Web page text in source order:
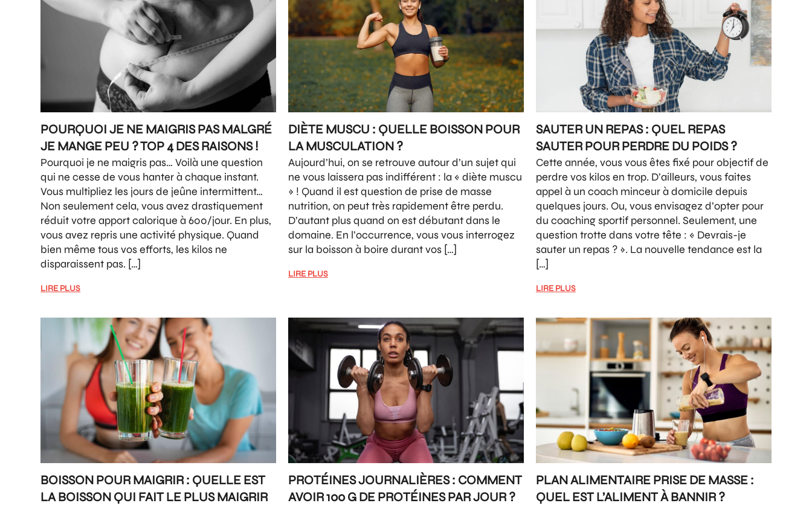
POURQUOI JE NE MAIGRIS PAS MALGRÉ
JE MANGE PEU ? TOP 4 DES RAISONS !
Pourquoi je ne maigris pas… Voilà une question
qui ne cesse de vous hanter à chaque instant.
Vous multipliez les jours de jeûne intermittent…
Non seulement cela, vous avez drastiquement
réduit votre apport calorique à 600/jour. En plus,
vous avez repris une activité physique. Quand
bien même tous vos efforts, les kilos ne
disparaissent pas. […]
LIRE PLUS
DIÈTE MUSCU : QUELLE BOISSON POUR
LA MUSCULATION ?
Aujourd’hui, on se retrouve autour d’un sujet qui
ne vous laissera pas indifférent : la « diète muscu
» ! Quand il est question de prise de masse
nutrition, on peut très rapidement être perdu.
D’autant plus quand on est débutant dans le
domaine. En l’occurrence, vous vous interrogez
sur la boisson à boire durant vos […]
LIRE PLUS
SAUTER UN REPAS : QUEL REPAS
SAUTER POUR PERDRE DU POIDS ?
Cette année, vous vous êtes fixé pour objectif de
perdre vos kilos en trop. D’ailleurs, vous faites
appel à un coach minceur à domicile depuis
quelques jours. Ou, vous envisagez d’opter pour
du coaching sportif personnel. Seulement, une
question trotte dans votre tête : « Devrais-je
sauter un repas ? ». La nouvelle tendance est la
[…]
LIRE PLUS
BOISSON POUR MAIGRIR : QUELLE EST
LA BOISSON QUI FAIT LE PLUS MAIGRIR
PROTÉINES JOURNALIÈRES : COMMENT
AVOIR 100 G DE PROTÉINES PAR JOUR ?
PLAN ALIMENTAIRE PRISE DE MASSE :
QUEL EST L’ALIMENT À BANNIR ?